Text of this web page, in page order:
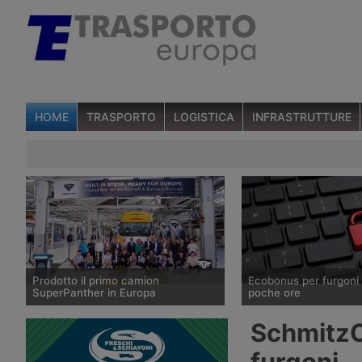
HOME TRASPORTO LOGISTICA INFRASTRUTTURE
Prodotto il primo camion
SuperPanther in Europa
Il 27 luglio 2026 è uscito dalla
fabbrica austriaca della Steyr il primo
esemplare del camion elettrico cinese
Ecobonus per furgoni
poche ore
Trasporti per
per l’acquisto di veicoli